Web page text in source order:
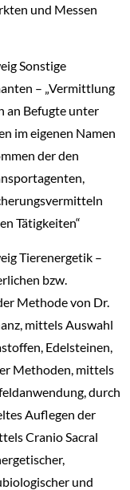
und Messen
Sonstige
– „Vermittlung
an Befugte unter
im eigenen Namen
der den
Tätigkeiten“
Tierenergetik –
bzw.
Methode von Dr.
mittels Auswahl
Edelsteinen,
Methoden, mittels
durch
Auflegen der
Cranio Sacral
und